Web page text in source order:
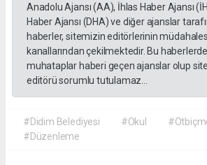
Anadolu Ajansı (AA), İhlas Haber Ajansı
Haber Ajansı (DHA) ve diğer ajanslar
haberler, sitemizin editörlerinin
kanallarından çekilmektedir. Bu
muhataplar haberi geçen ajanslar olup
editörü sorumlu tutulamaz...
#Didim Belediyesi #Okul
#Düzenleme